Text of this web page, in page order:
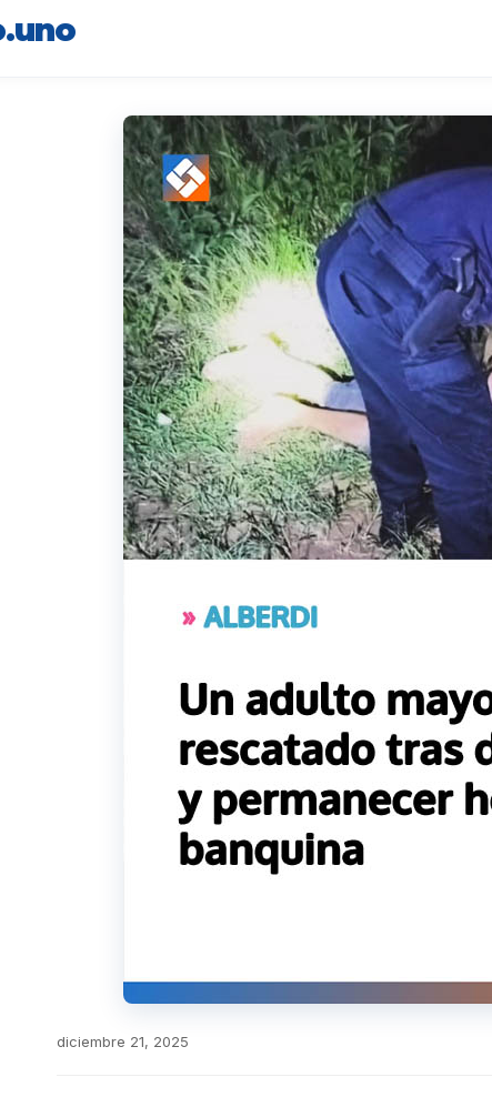
diciembre 21, 2025